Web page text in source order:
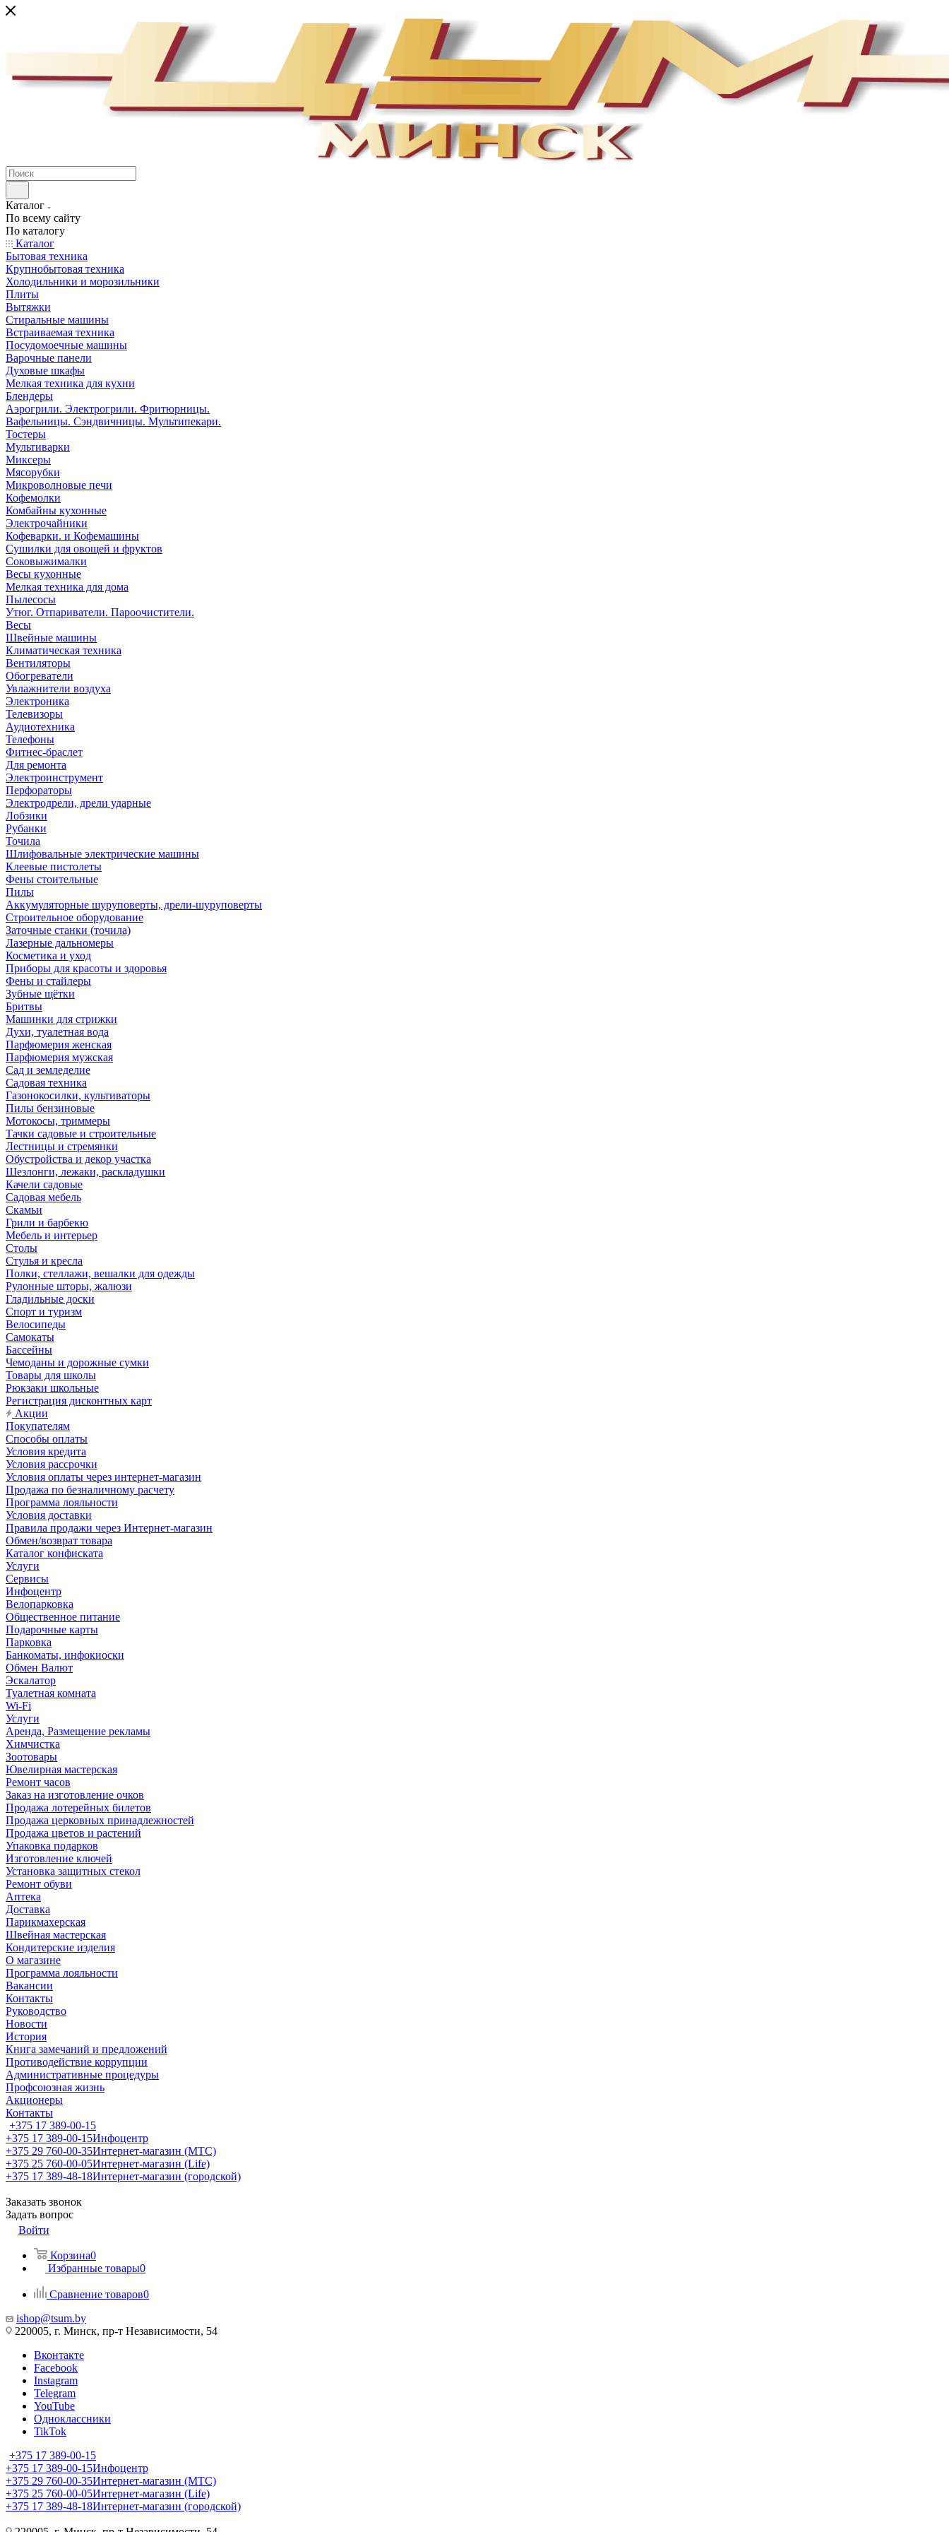
Каталог
По всему сайту
По каталогу
Каталог
Бытовая техника
Крупнобытовая техника
Холодильники и морозильники
Плиты
Вытяжки
Стиральные машины
Встраиваемая техника
Посудомоечные машины
Варочные панели
Духовые шкафы
Мелкая техника для кухни
Блендеры
Аэрогрили. Электрогрили. Фритюрницы.
Вафельницы. Сэндвичницы. Мультипекари.
Тостеры
Мультиварки
Миксеры
Мясорубки
Микроволновые печи
Кофемолки
Комбайны кухонные
Электрочайники
Кофеварки. и Кофемашины
Сушилки для овощей и фруктов
Соковыжималки
Весы кухонные
Мелкая техника для дома
Пылесосы
Утюг. Отпариватели. Пароочистители.
Весы
Швейные машины
Климатическая техника
Вентиляторы
Обогреватели
Увлажнители воздуха
Электроника
Телевизоры
Аудиотехника
Телефоны
Фитнес-браслет
Для ремонта
Электроинструмент
Перфораторы
Электродрели, дрели ударные
Лобзики
Рубанки
Точила
Шлифовальные электрические машины
Клеевые пистолеты
Фены стоительные
Пилы
Аккумуляторные шуруповерты, дрели-шуруповерты
Строительное оборудование
Заточные станки (точила)
Лазерные дальномеры
Косметика и уход
Приборы для красоты и здоровья
Фены и стайлеры
Зубные щётки
Бритвы
Машинки для стрижки
Духи, туалетная вода
Парфюмерия женская
Парфюмерия мужская
Сад и земледелие
Садовая техника
Газонокосилки, культиваторы
Пилы бензиновые
Мотокосы, триммеры
Тачки садовые и строительные
Лестницы и стремянки
Обустройства и декор участка
Шезлонги, лежаки, раскладушки
Качели садовые
Садовая мебель
Скамьи
Грили и барбекю
Мебель и интерьер
Столы
Стулья и кресла
Полки, стеллажи, вешалки для одежды
Рулонные шторы, жалюзи
Гладильные доски
Спорт и туризм
Велосипеды
Самокаты
Бассейны
Чемоданы и дорожные сумки
Товары для школы
Рюкзаки школьные
Регистрация дисконтных карт
Акции
Покупателям
Способы оплаты
Условия кредита
Условия рассрочки
Условия оплаты через интернет-магазин
Продажа по безналичному расчету
Программа лояльности
Условия доставки
Правила продажи через Интернет-магазин
Обмен/возврат товара
Каталог конфиската
Услуги
Сервисы
Инфоцентр
Велопарковка
Общественное питание
Подарочные карты
Парковка
Банкоматы, инфокиоски
Обмен Валют
Эскалатор
Туалетная комната
Wi-Fi
Услуги
Аренда, Размещение рекламы
Химчистка
Зоотовары
Ювелирная мастерская
Ремонт часов
Заказ на изготовление очков
Продажа лотерейных билетов
Продажа церковных принадлежностей
Продажа цветов и растений
Упаковка подарков
Изготовление ключей
Установка защитных стекол
Ремонт обуви
Аптека
Доставка
Парикмахерская
Швейная мастерская
Кондитерские изделия
О магазине
Программа лояльности
Вакансии
Контакты
Руководство
Новости
История
Книга замечаний и предложений
Противодействие коррупции
Административные процедуры
Профсоюзная жизнь
Акционеры
Контакты
+375 17 389-00-15
+375 17 389-00-15Инфоцентр
+375 29 760-00-35Интернет-магазин (МТС)
+375 25 760-00-05Интернет-магазин (Life)
+375 17 389-48-18Интернет-магазин (городской)
Заказать звонок
Задать вопрос
Войти
Корзина0
Избранные товары0
Сравнение товаров0
ishop@tsum.by
220005, г. Минск, пр-т Независимости, 54
Вконтакте
Facebook
Instagram
Telegram
YouTube
Одноклассники
TikTok
+375 17 389-00-15
+375 17 389-00-15Инфоцентр
+375 29 760-00-35Интернет-магазин (МТС)
+375 25 760-00-05Интернет-магазин (Life)
+375 17 389-48-18Интернет-магазин (городской)